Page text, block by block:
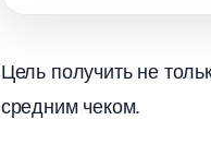
Цель получить не
средним чеком.